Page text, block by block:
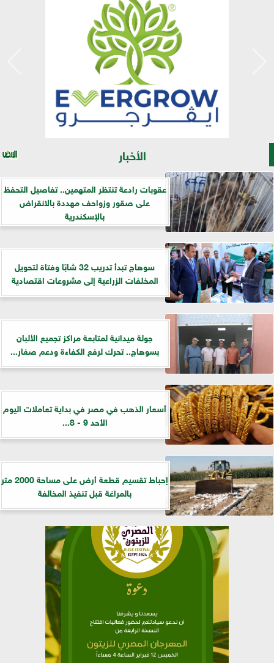
الأخبار
عقوبات رادعة تنتظر المتهمين.. تفاصيل التحفظ
على صقور وزواحف مهددة بالانقراض
بالإسكندرية
سوهاج تبدأ تدريب 32 شابًا وفتاة لتحويل
المخلفات الزراعية إلى مشروعات اقتصادية
جولة ميدانية لمتابعة مراكز تجميع الألبان
بسوهاج.. تحرك لرفع الكفاءة ودعم صغار...
أسعار الذهب في مصر في بداية تعاملات اليوم
الأحد 9 - 8...
إحباط تقسيم قطعة أرض على مساحة 2000 متر
بالمراغة قبل تنفيذ المخالفة